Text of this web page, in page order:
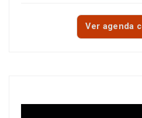
Ver agenda